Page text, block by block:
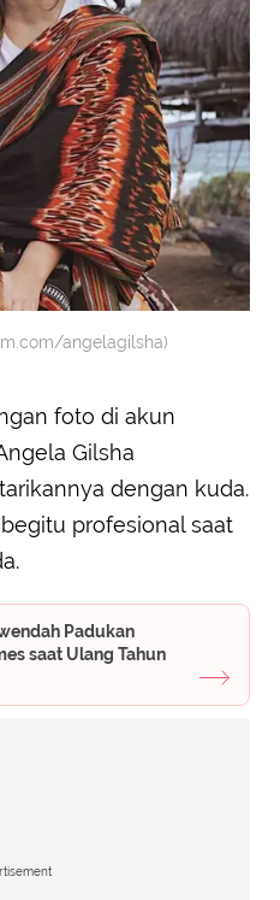
angelagilsha)
foto di akun
Gilsha
dengan kuda.
profesional saat
Padukan
saat Ulang Tahun